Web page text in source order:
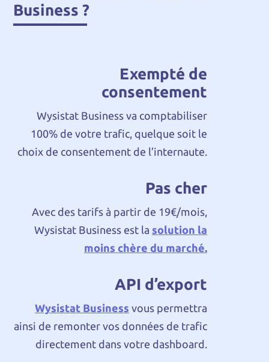
Business ?
Exempté de
consentement
Wysistat Business va comptabiliser
100% de votre trafic, quelque soit le
choix de consentement de l’internaute.
Pas cher
Avec des tarifs à partir de 19€/mois,
Wysistat Business est la solution la
moins chère du marché.
API d’export
Wysistat Business vous permettra
ainsi de remonter vos données de trafic
directement dans votre dashboard.